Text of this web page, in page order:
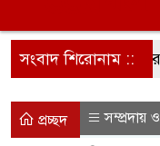
সংবাদ শিরোনাম ::
স্মার্ট সিটি
প্রচ্ছদ সম্প্রদায়